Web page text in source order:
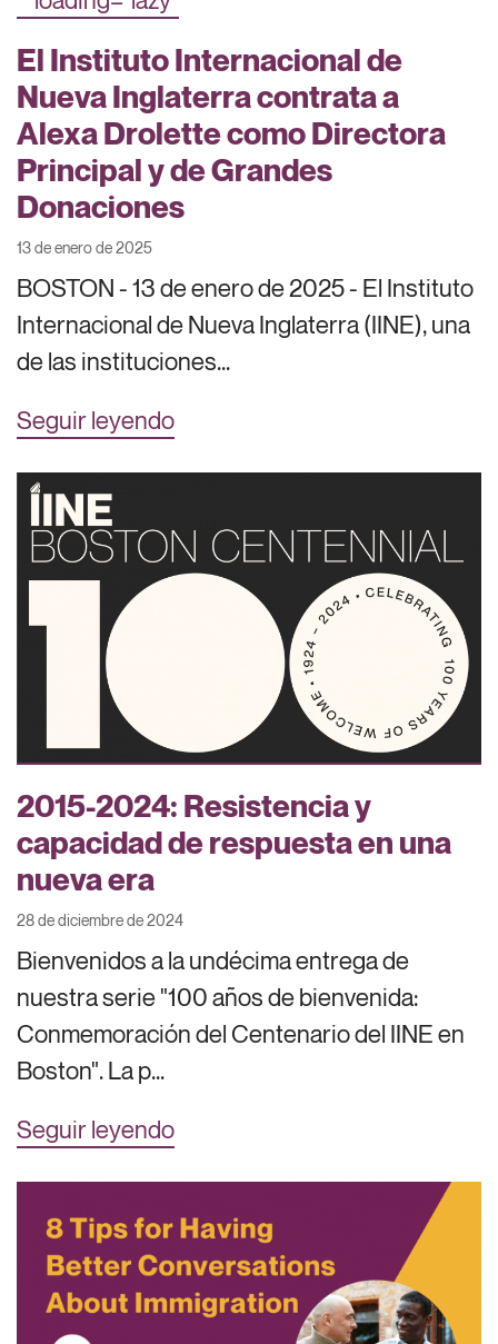
El Instituto Internacional de
Nueva Inglaterra contrata a
Alexa Drolette como Directora
Principal y de Grandes
Donaciones
13 de enero de 2025
BOSTON - 13 de enero de 2025 - El Instituto
Internacional de Nueva Inglaterra (IINE), una
de las instituciones...
Seguir leyendo
2015-2024: Resistencia y
capacidad de respuesta en una
nueva era
28 de diciembre de 2024
Bienvenidos a la undécima entrega de
nuestra serie "100 años de bienvenida:
Conmemoración del Centenario del IINE en
Boston". La p...
Seguir leyendo